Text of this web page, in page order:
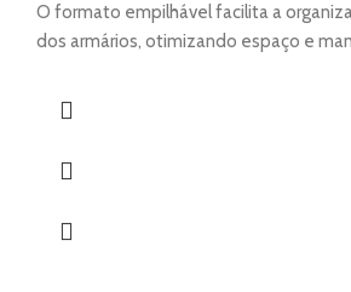
O formato empilhável facilita a
dos armários, otimizando espaço e